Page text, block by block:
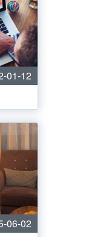
01-12
06-02